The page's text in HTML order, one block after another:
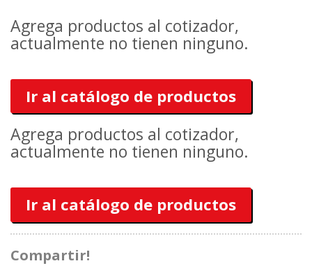
Agrega productos al cotizador,
actualmente no tienen ninguno.
Ir al catálogo de productos
Agrega productos al cotizador,
actualmente no tienen ninguno.
Ir al catálogo de productos
Compartir!